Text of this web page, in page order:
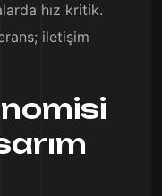
hız kritik.
iletişim